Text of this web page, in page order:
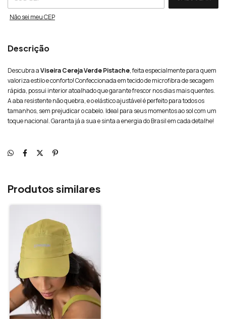
Não sei meu CEP
Descrição
Descubra aViseira Cereja Verde Pistache, feita especialmente para quem
valoriza estilo e conforto! Confeccionada em tecido de microfibra de secagem
rápida, possui interior atoalhado que garante frescor nos dias mais quentes.
A aba resistente não quebra, e o elástico ajustável é perfeito para todos os
tamanhos, sem prejudicar o cabelo. Ideal para seus momentos ao sol com um
toque nacional. Garanta já a sua e sinta a energia do Brasil em cada detalhe!
Produtos similares